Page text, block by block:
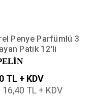
Penye Parfümlü 3
Patik 12'li
TL + KDV
16,40 TL + KDV